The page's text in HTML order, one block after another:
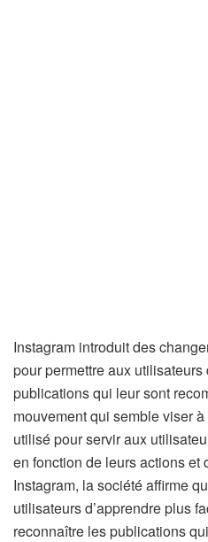
Instagram introduit des
pour permettre aux utilisateurs
publications qui leur sont
mouvement qui semble viser
utilisé pour servir aux
en fonction de leurs actions et
Instagram, la société affirme
utilisateurs d’apprendre plus
reconnaître les publications